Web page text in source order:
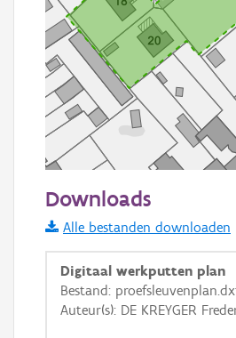
Informatie Vlaanderen
i
+ −
Downloads
Alle bestanden downloaden
Digitaal werkputten plan
Bestand:
Auteur(s): DE KREYGER